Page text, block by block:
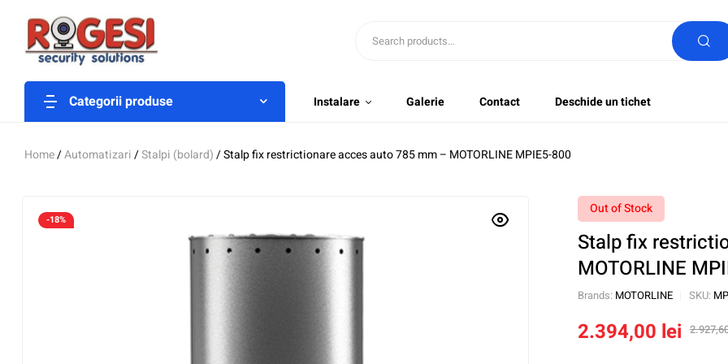
Categorii produse Instalare Galerie Contact Deschide un tichet
Home/Automatizari/Stalpi (bolard)/ Stalp fix restrictionare acces auto 785 mm – MOTORLINE MPIE5-800
-18%
Out of Stock
Stalp fix
MOTORLINE
Brands: MOTORLINE SKU:
2.394,00 lei